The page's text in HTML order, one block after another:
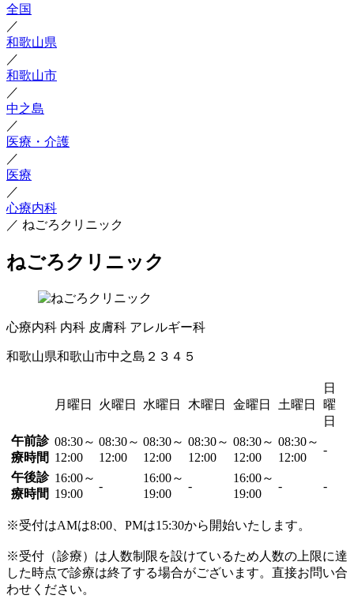
全国
／
和歌山県
／
和歌山市
／
中之島
／
医療・介護
／
医療
／
心療内科
／ ねごろクリニック
ねごろクリニック
心療内科 内科 皮膚科 アレルギー科
和歌山県和歌山市中之島２３４５
月曜日 火曜日 水曜日 木曜日 金曜日 土曜日
日
曜
日
午前診
療時間
08:30～
12:00
08:30～
12:00
08:30～
12:00
08:30～
12:00
08:30～
12:00
08:30～
12:00
-
午後診
療時間
16:00～
19:00
-
16:00～
19:00
-
16:00～
19:00
- -
※受付はAMは8:00、PMは15:30から開始いたします。
※受付（診療）は人数制限を設けているため人数の上限に達
した時点で診療は終了する場合がございます。直接お問い合
わせください。